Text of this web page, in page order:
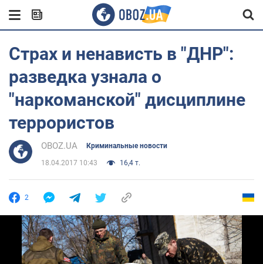
Страх и ненависть в "ДНР":
разведка узнала о
"наркоманской" дисциплине
террористов
OBOZ.UA Криминальные новости
18.04.2017 10:43 16,4 т.
2